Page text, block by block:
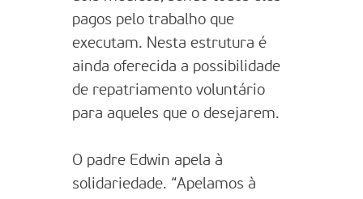
pagos pelo trabalho que
executam. Nesta estrutura é
ainda oferecida a possibilidade
de repatriamento voluntário
para aqueles que o desejarem.
O padre Edwin apela à
solidariedade. “Apelamos à